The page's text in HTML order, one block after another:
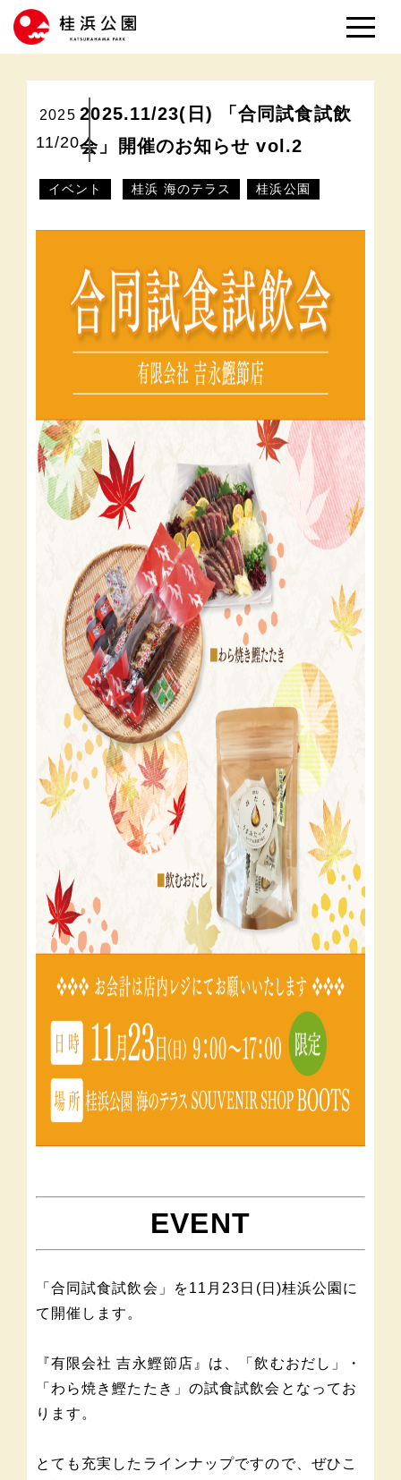
2025
11/20
2025.11/23(日) 「合同試食試飲
会」開催のお知らせ vol.2
イベント 桂浜 海のテラス 桂浜公園
EVENT
「合同試食試飲会」を11月23日(日)桂浜公園に
て開催します。
『有限会社 吉永鰹節店』は、「飲むおだし」・
「わら焼き鰹たたき」の試食試飲会となってお
ります。
とても充実したラインナップですので、ぜひこ